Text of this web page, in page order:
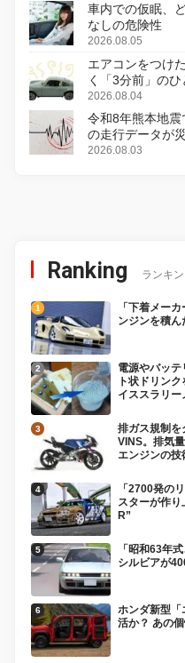
車内での仮眠、
なしの危険性
2026.08.05
エアコンをつけ
く「3分前」の
2026.08.04
令和8年熊本地
の走行データが
2026.08.03
Ranking ランキ
「下着メー
ンジンを積
電源やバッ
ト状ドリン
イススラリー
排ガス規制を
VINS。排気
エンジンの技
「2700発の
スターが作
R”
「昭和63年
シルビアが
ホンダ新型「
活か？ あの